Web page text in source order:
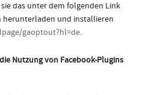
das unter dem folgenden Link
herunterladen und installieren
gaoptout?hl=de.
Nutzung von Facebook-Plugins